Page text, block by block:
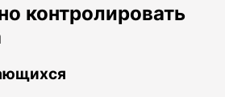
контролировать